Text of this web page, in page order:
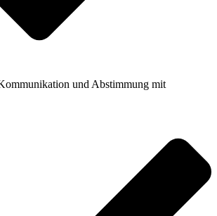
und Abstimmung mit